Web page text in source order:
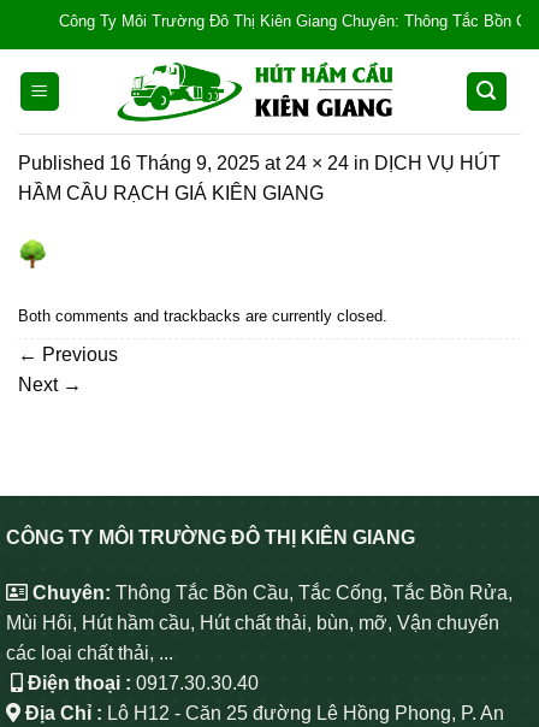
content
Công Ty Môi Trường Đô Thị Kiên Giang Chuyên: Thông Tắc Bồn
Published 16 Tháng 9, 2025 at 24 × 24 in DỊCH VỤ HÚT
HẦM CẦU RẠCH GIÁ KIÊN GIANG
Both comments and trackbacks are currently closed.
← Previous
Next →
CÔNG TY MÔI TRƯỜNG ĐÔ THỊ KIÊN GIANG
Chuyên: Thông Tắc Bồn Cầu, Tắc Cống, Tắc Bồn Rửa,
Mùi Hôi, Hút hầm cầu, Hút chất thải, bùn, mỡ, Vận chuyển
các loại chất thải, ...
Điện thoại : 0917.30.30.40
Địa Chỉ : Lô H12 - Căn 25 đường Lê Hồng Phong, P. An